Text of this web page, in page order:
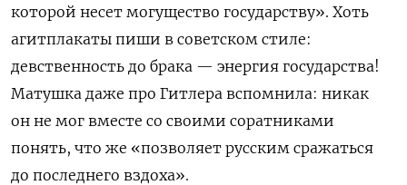
которой несет могущество государству». Хоть
агитплакаты пиши в советском стиле:
девственность до брака — энергия государства!
Матушка даже про Гитлера вспомнила: никак
он не мог вместе со своими соратниками
понять, что же «позволяет русским сражаться
до последнего вздоха».